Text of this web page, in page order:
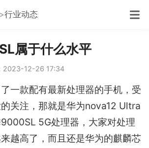
行业动态
属于什么水平
2023-12-26 17:34
一款配有最新处理器的手机，受
关注，那就是华为nova12 Ultra
5G处理器，大家对处理
越高了，而且还是华为的麒麟芯